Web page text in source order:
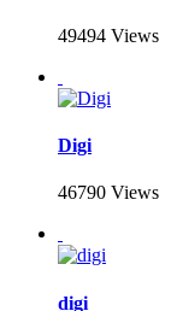
49494 Views
Digi
46790 Views
digi